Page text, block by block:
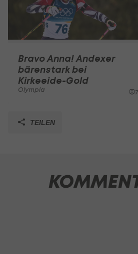
Bravo Anna! Andexer
bärenstark bei
Kirkeeide-Gold
Olympia 7
TEILEN